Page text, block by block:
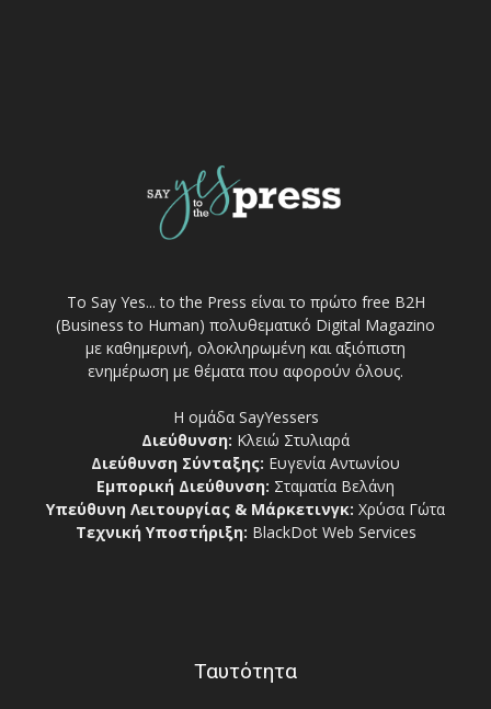
Το Say Yes... to the Press είναι το πρώτο free Β2Η
(Business to Human) πολυθεματικό Digital Magazino
με καθημερινή, ολοκληρωμένη και αξιόπιστη
ενημέρωση με θέματα που αφορούν όλους.
Η ομάδα SayYessers
Διεύθυνση: Κλειώ Στυλιαρά
Διεύθυνση Σύνταξης: Ευγενία Αντωνίου
Εμπορική Διεύθυνση: Σταματία Βελάνη
Υπεύθυνη Λειτουργίας & Μάρκετινγκ: Χρύσα Γώτα
Τεχνική Υποστήριξη: BlackDot Web Services
Ταυτότητα